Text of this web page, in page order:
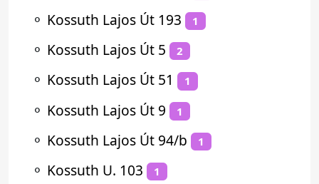
⚬ Kossuth Lajos Út 193 1
⚬ Kossuth Lajos Út 5 2
⚬ Kossuth Lajos Út 51 1
⚬ Kossuth Lajos Út 9 1
⚬ Kossuth Lajos Út 94/b 1
⚬ Kossuth U. 103 1